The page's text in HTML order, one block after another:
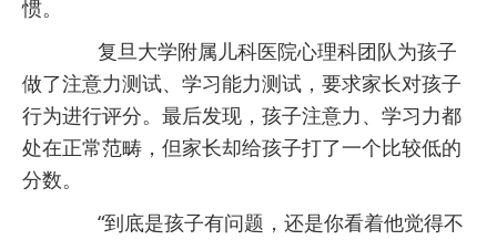
惯。
复旦大学附属儿科医院心理科团队为孩子
做了注意力测试、学习能力测试，要求家长对孩子
行为进行评分。最后发现，孩子注意力、学习力都
处在正常范畴，但家长却给孩子打了一个比较低的
分数。
“到底是孩子有问题，还是你看着他觉得不